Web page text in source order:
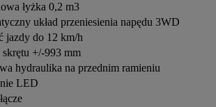
łyżka 0,2 m3
układ przeniesienia napędu 3WD
jazdy do 12 km/h
skrętu +/-993 mm
hydraulika na przednim ramieniu
LED